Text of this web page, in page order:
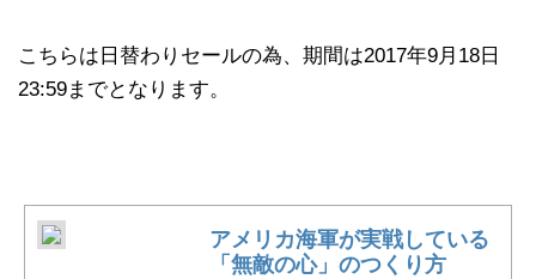
こちらは日替わりセールの為、期間は2017年9月18日
23:59までとなります。
アメリカ海軍が実戦している
「無敵の心」のつくり方